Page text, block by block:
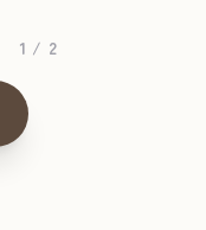
1 / 2